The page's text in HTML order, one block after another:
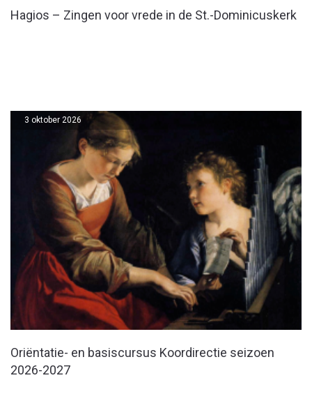
Hagios – Zingen voor vrede in de St.-Dominicuskerk
Oriëntatie- en basiscursus Koordirectie seizoen
2026-2027
3 oktober 2026